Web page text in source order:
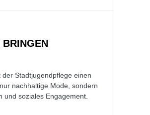
BRINGEN
Stadtjugendpflege einen
nachhaltige Mode, sondern
soziales Engagement.